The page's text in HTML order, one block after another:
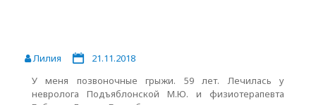
Лилия
21.11.2018
У меня позвоночные грыжи. 59 лет. Лечилась у
невролога Подъяблонской М.Ю. и физиотерапевта